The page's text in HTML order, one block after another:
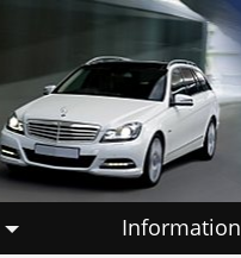
Information